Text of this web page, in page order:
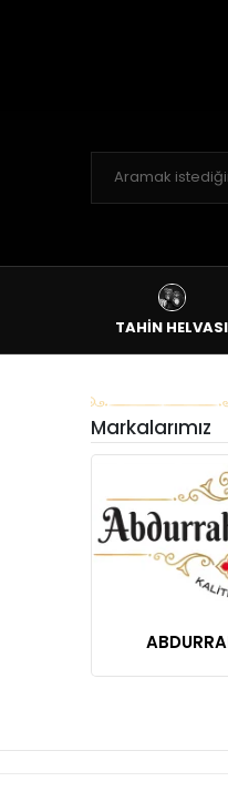
TAHİN HELVASI
Markalarımız